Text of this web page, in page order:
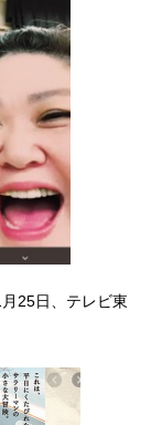
25日、テレビ東